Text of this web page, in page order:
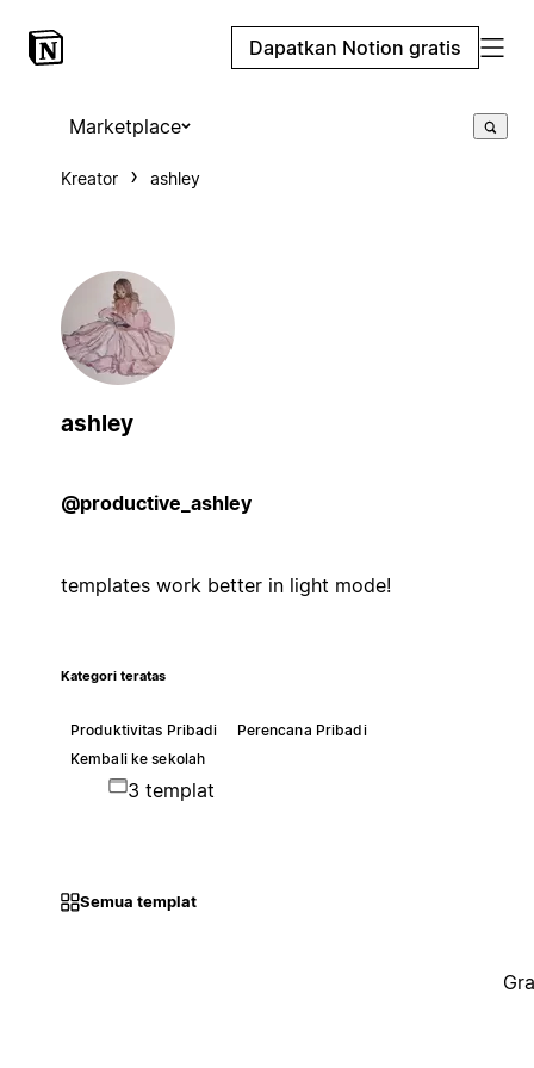
Dapatkan Notion gratis
Marketplace
Kreator ashley
ashley
@productive_ashley
templates work better in light mode!
Kategori teratas
Produktivitas Pribadi
Perencana Pribadi
Kembali ke sekolah
3 templat
Semua templat